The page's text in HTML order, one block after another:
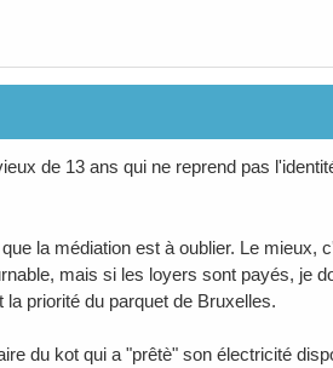
de 13 ans qui ne reprend pas
la médiation est à oublier. Le mieux,
mais si les loyers sont payés, je
la priorité du parquet de Bruxelles.
du kot qui a "prêtè" son électricité